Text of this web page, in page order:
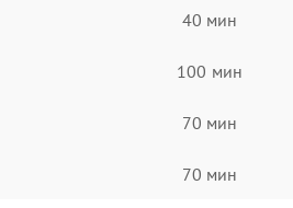
40 мин
100 мин
70 мин
70 мин